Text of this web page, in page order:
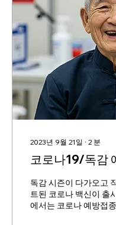
2023년 9월 21일 ∙ 2 분
코로나19/독감
독감 시즌이 다가오고
트된 코로나 백신이 출
에서는 코로나 예방접